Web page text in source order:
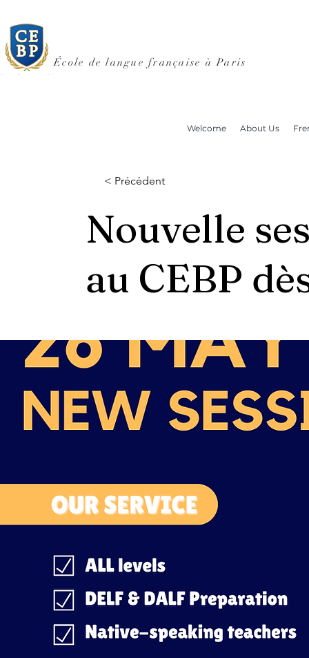
École de langue française à Paris
Welcome About Us
< Précédent
Nouvelle
au CEBP